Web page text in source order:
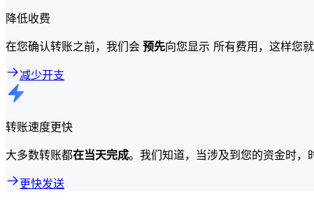
降低收费
在您确认转账之前，我们会 预先向您显示 所有费用，这样您
减少开支
转账速度更快
大多数转账都在当天完成。我们知道，当涉及到您的资金时，
更快发送